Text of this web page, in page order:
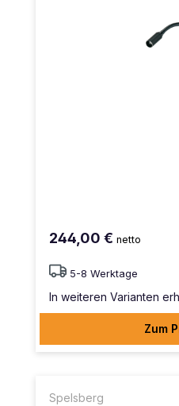
244,00 € netto
5-8 Werktage
In weiteren Varianten
Zum
Spelsberg